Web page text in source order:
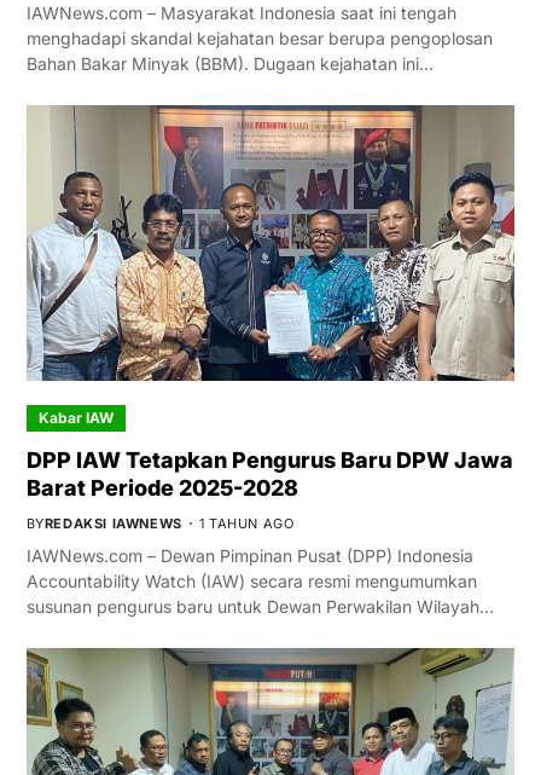
IAWNews.com – Masyarakat Indonesia saat ini tengah
menghadapi skandal kejahatan besar berupa pengoplosan
Bahan Bakar Minyak (BBM). Dugaan kejahatan ini…
Kabar IAW
DPP IAW Tetapkan Pengurus Baru DPW Jawa
Barat Periode 2025-2028
BYREDAKSI IAWNEWS 1 TAHUN AGO
IAWNews.com – Dewan Pimpinan Pusat (DPP) Indonesia
Accountability Watch (IAW) secara resmi mengumumkan
susunan pengurus baru untuk Dewan Perwakilan Wilayah…